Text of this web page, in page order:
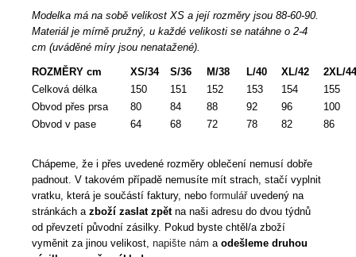
Modelka má na sobě velikost XS a její rozměry jsou 88-60-90.
Materiál je mírně pružný, u každé velikosti se natáhne o 2-4
cm (uváděné míry jsou nenatažené).
ROZMĚRY cm XS/34 S/36 M/38 L/40 XL/42
2XL/44
Celková délka
150 151 152 153 154
155
Obvod přes prsa
80 84 88 92 96
100
Obvod v pase
64 68 72 78 82 86
Chápeme, že i přes uvedené rozměry oblečení nemusí dobře
padnout. V takovém případě nemusíte mít strach, stačí vyplnit
vratku, která je součástí faktury, nebo formulář uvedený na
stránkách a zboží zaslat zpětna naši adresu do dvou týdnů
od převzetí původní zásilky. Pokud byste chtěl/a zboží
vyměnit za jinou velikost, napište nám a odešleme druhou